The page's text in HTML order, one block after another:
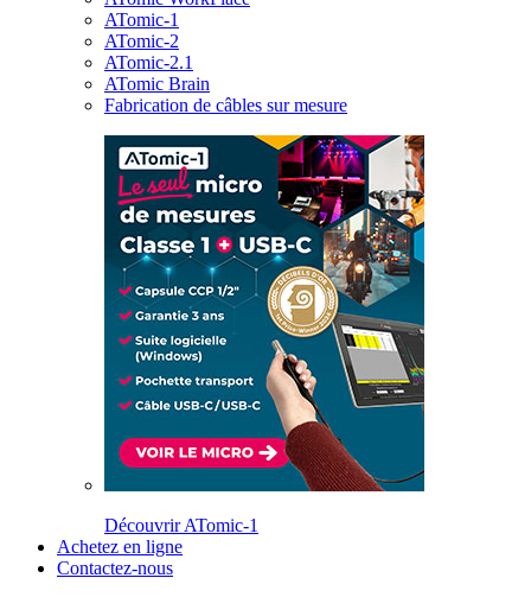
ATomic-1
ATomic-2
ATomic-2.1
ATomic Brain
Fabrication de câbles sur mesure
Découvrir ATomic-1
Achetez en ligne
Contactez-nous